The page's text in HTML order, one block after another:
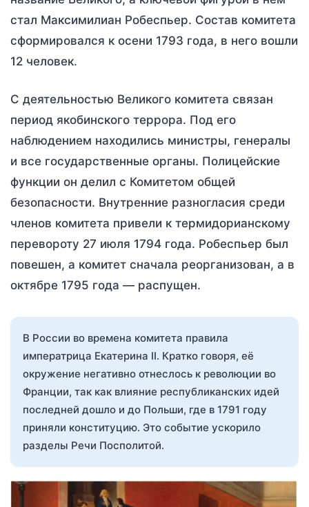
стал Максимилиан Робеспьер. Состав комитета
сформировался к осени 1793 года, в него вошли
12 человек.
С деятельностью Великого комитета связан
период якобинского террора. Под его
наблюдением находились министры, генералы
и все государственные органы. Полицейские
функции он делил с Комитетом общей
безопасности. Внутренние разногласия среди
членов комитета привели к термидорианскому
перевороту 27 июля 1794 года. Робеспьер был
повешен, а комитет сначала реорганизован, а в
октябре 1795 года — распущен.
В России во времена комитета правила
императрица Екатерина II. Кратко говоря, её
окружение негативно отнеслось к революции во
Франции, так как влияние республиканских идей
последней дошло и до Польши, где в 1791 году
приняли конституцию. Это событие ускорило
разделы Речи Посполитой.